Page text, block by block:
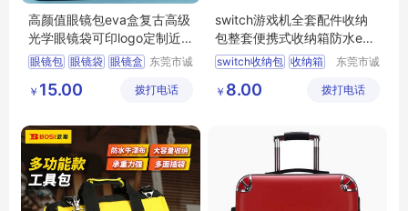
高颜值眼镜包eva盒复古高级
光学眼镜袋可印logo定制近
视眼镜盒
眼镜包 眼镜袋 眼镜盒 东莞市诚
限公司
￥ 15.00 拨打电话
switch游戏机全套配件收纳
包整套便携式收纳箱防水eva
收纳盒
switch收纳包 收纳箱
switch包
东莞市诚
限公司
￥ 8.00 拨打电话